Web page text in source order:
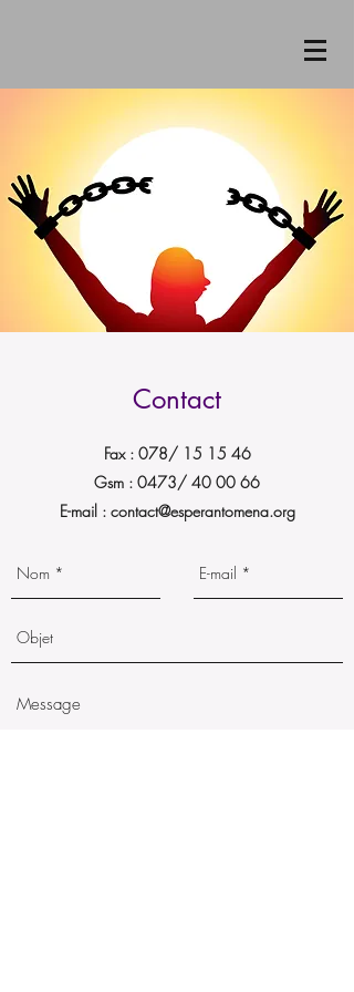
Contact
Fax : 078/ 15 15 46
Gsm : 0473/ 40 00 66
E-mail : contact@esperantomena.org